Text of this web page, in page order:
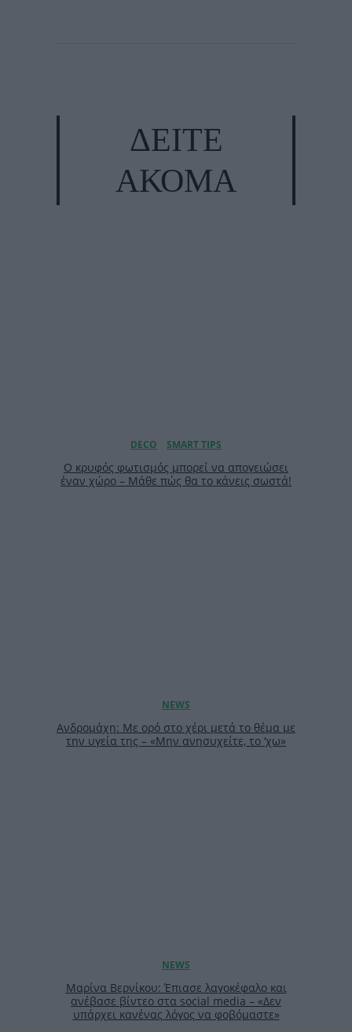
ΔΕΙΤΕ
ΑΚΟΜΑ
Ο κρυφός φωτισμός μπορεί να απογειώσει
έναν χώρο – Μάθε πώς θα το κάνεις σωστά!
Ανδρομάχη: Με ορό στο χέρι μετά το θέμα με
την υγεία της – «Μην ανησυχείτε, το ‘χω»
Μαρίνα Βερνίκου: Έπιασε λαγοκέφαλο και
ανέβασε βίντεο στα social media – «Δεν
υπάρχει κανένας λόγος να φοβόμαστε»